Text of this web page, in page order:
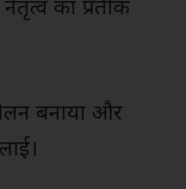
का प्रतीक
बनाया और